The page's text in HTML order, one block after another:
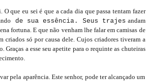
que eu sei é que a cada dia que passa tentam fazer
de sua essência. Seus trajes andam
fortuna. E que não venham lhe falar em camisas de
criados só por causa dele. Cujos criadores tiveram a
a esse seu apetite para o requinte as chuteiras
pela aparência. Este senhor, pode ter alcançado um